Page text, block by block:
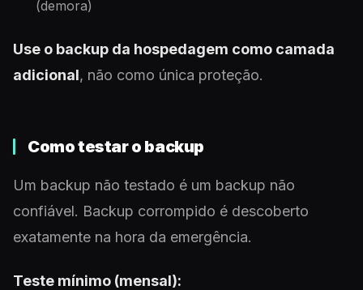
(demora)
Use o backup da hospedagem como camada
adicional, não como única proteção.
Como testar o backup
Um backup não testado é um backup não
confiável. Backup corrompido é descoberto
exatamente na hora da emergência.
Teste mínimo (mensal):